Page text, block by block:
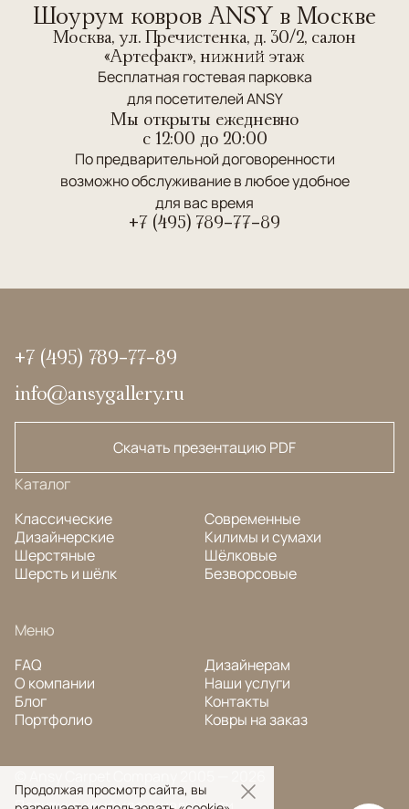
Шоурум ковров ANSY в Москве
Москва, ул. Пречистенка, д. 30/2, салон
«Артефакт», нижний этаж
Бесплатная гостевая парковка
для посетителей ANSY
Мы открыты ежедневно
c 12:00 до 20:00
По предварительной договоренности
возможно обслуживание в любое удобное
для вас время
+7 (495) 789-77-89
+7 (495) 789-77-89
info@ansygallery.ru
Скачать презентацию PDF
Каталог
Классические
Дизайнерские
Шерстяные
Шерсть и шёлк
Современные
Килимы и сумахи
Шёлковые
Безворсовые
Меню
FAQ
О компании
Блог
Портфолио
Дизайнерам
Наши услуги
Контакты
Ковры на заказ
Продолжая просмотр сайта, вы